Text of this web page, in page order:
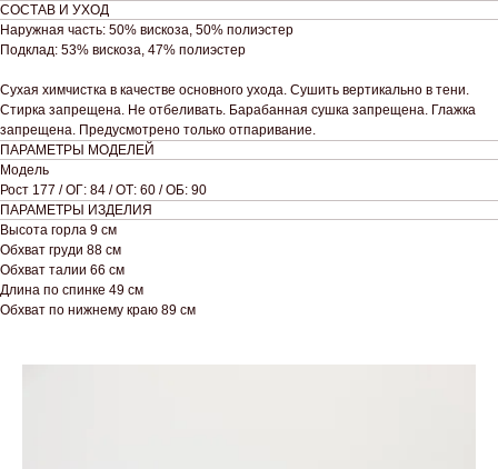
СОСТАВ И УХОД
Наружная часть: 50% вискоза, 50% полиэстер
Подклад: 53% вискоза, 47% полиэстер
Сухая химчистка в качестве основного ухода. Сушить вертикально в тени.
Стирка запрещена. Не отбеливать. Барабанная сушка запрещена. Глажка
запрещена. Предусмотрено только отпаривание.
ПАРАМЕТРЫ МОДЕЛЕЙ
Модель
Рост 177 / ОГ: 84 / ОТ: 60 / ОБ: 90
ПАРАМЕТРЫ ИЗДЕЛИЯ
Высота горла 9 см
Обхват груди 88 см
Обхват талии 66 см
Длина по спинке 49 см
Обхват по нижнему краю 89 см